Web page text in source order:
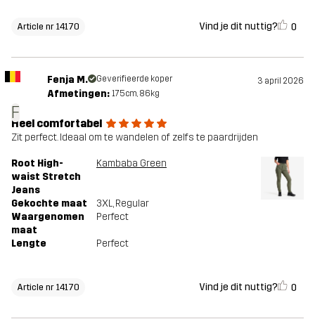
Article nr 14170 Vind je dit nuttig? 0
F
Fenja M. Geverifieerde koper 3 april 2026
Afmetingen: 175cm, 86kg
Heel comfortabel
Zit perfect. Ideaal om te wandelen of zelfs te paardrijden
Root High-
waist Stretch
Jeans
Kambaba Green
Gekochte maat 3XL, Regular
Waargenomen
maat
Perfect
Lengte Perfect
Article nr 14170 Vind je dit nuttig? 0